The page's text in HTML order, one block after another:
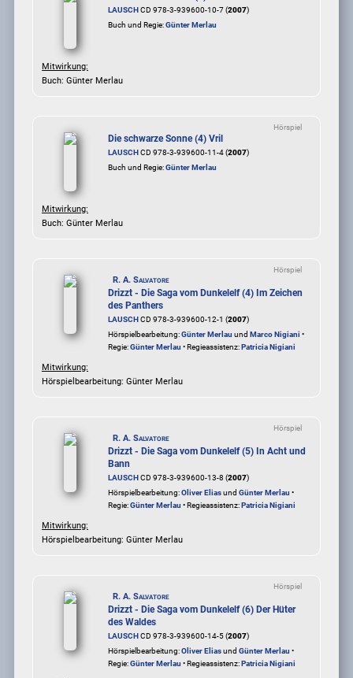
LAUSCHCD 978-3-939600-10-7 (2007)
Buch und Regie:Günter Merlau
Mitwirkung:
Buch: Günter Merlau
Hörspiel
Die schwarze Sonne (4) Vril
LAUSCHCD 978-3-939600-11-4 (2007)
Buch und Regie:Günter Merlau
Mitwirkung:
Buch: Günter Merlau
Hörspiel
R. A. Salvatore
Drizzt - Die Saga vom Dunkelelf (4) Im Zeichen
des Panthers
LAUSCHCD 978-3-939600-12-1 (2007)
Hörspielbearbeitung:Günter Merlau und Marco Nigiani •
Regie:Günter Merlau • Regieassistenz:Patricia Nigiani
Mitwirkung:
Hörspielbearbeitung: Günter Merlau
Hörspiel
R. A. Salvatore
Drizzt - Die Saga vom Dunkelelf (5) In Acht und
Bann
LAUSCHCD 978-3-939600-13-8 (2007)
Hörspielbearbeitung:Oliver Eliasund Günter Merlau •
Regie:Günter Merlau • Regieassistenz:Patricia Nigiani
Mitwirkung:
Hörspielbearbeitung: Günter Merlau
Hörspiel
R. A. Salvatore
Drizzt - Die Saga vom Dunkelelf (6) Der Hüter
des Waldes
LAUSCHCD 978-3-939600-14-5 (2007)
Hörspielbearbeitung:Oliver Eliasund Günter Merlau •
Regie:Günter Merlau • Regieassistenz:Patricia Nigiani